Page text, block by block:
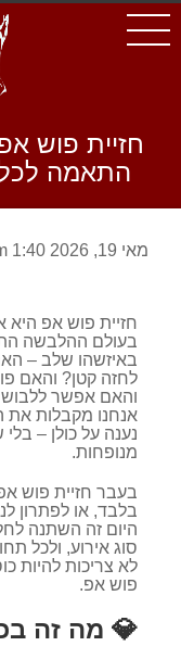
חזיית פוש
התאמה
מאי 19, 2026 1:40 pm
חזיית פוש אפ
בעולם ההלבשה
באיזשהו שלב –
לחזה קטן? והאם
והאם אפשר
אנחנו מקבלות את
נענה על כולן – בלי
מנופחות.
בעבר חזיית פוש
בלבד, או לפתרון
היום זה השתנה
סוג אירוע, ולכל
פוש אפ.
💎 מה זה